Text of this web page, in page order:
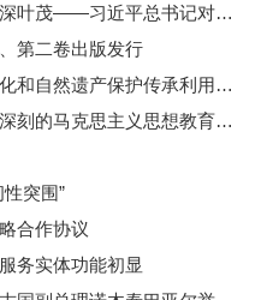
让中朝传统友谊之树更加根深叶茂——习近平总书记对朝鲜进行国事访问纪实
第二卷出版发行
在习近平文化思想引领下文化和自然遗产保护传承利用工作开创新局面
伟大征程丨延安整风：一次深刻的马克思主义思想教育运动
突围”
合作协议
务实体功能初显